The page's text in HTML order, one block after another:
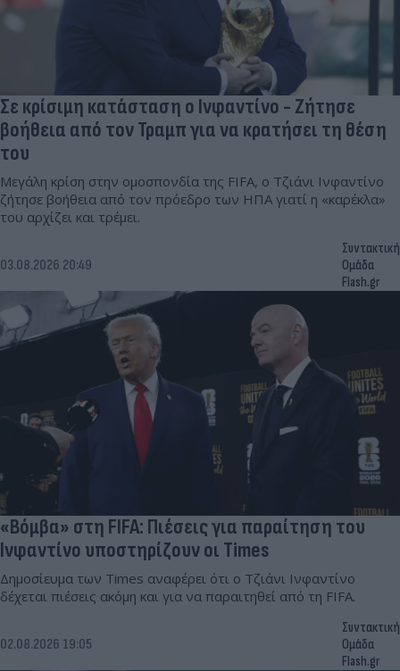
Σε κρίσιμη κατάσταση ο Ινφαντίνο - Ζήτησε
βοήθεια από τον Τραμπ για να κρατήσει τη θέση
του
Μεγάλη κρίση στην ομοσπονδία της FIFA, ο Τζιάνι Ινφαντίνο
ζήτησε βοήθεια από τον πρόεδρο των ΗΠΑ γιατί η «καρέκλα»
του αρχίζει και τρέμει.
03.08.2026 20:49
Συντακτική
Ομάδα
Flash.gr
«Βόμβα» στη FIFA: Πιέσεις για παραίτηση του
Ινφαντίνο υποστηρίζουν οι Times
Δημοσίευμα των Times αναφέρει ότι ο Τζιάνι Ινφαντίνο
δέχεται πιέσεις ακόμη και για να παραιτηθεί από τη FIFA.
02.08.2026 19:05
Συντακτική
Ομάδα
Flash.gr